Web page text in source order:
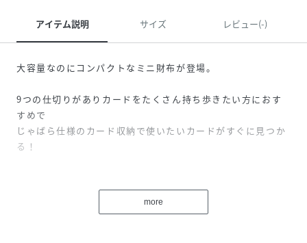
アイテム説明 サイズ レビュー(-)
大容量なのにコンパクトなミニ財布が登場。
9つの仕切りがありカードをたくさん持ち歩きたい方におす
すめで
じゃばら仕様のカード収納で使いたいカードがすぐに見つか
る！
両端のポケットの下をくぐらせれば、お札が折らずに収納で
more